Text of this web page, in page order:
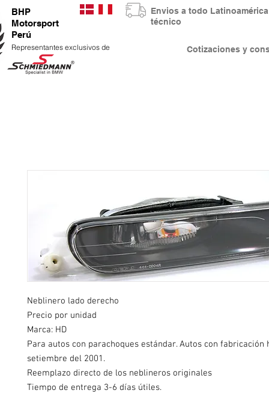
BHP
Motorsport
Perú
Representantes exclusivos de Cotizaciones y
Envios a todo
técnico
Neblinero lado derecho
Precio por unidad
Marca: HD
Para autos con parachoques estándar. Autos con fabricación
setiembre del 2001.
Reemplazo directo de los neblineros originales
Tiempo de entrega 3-6 días útiles.